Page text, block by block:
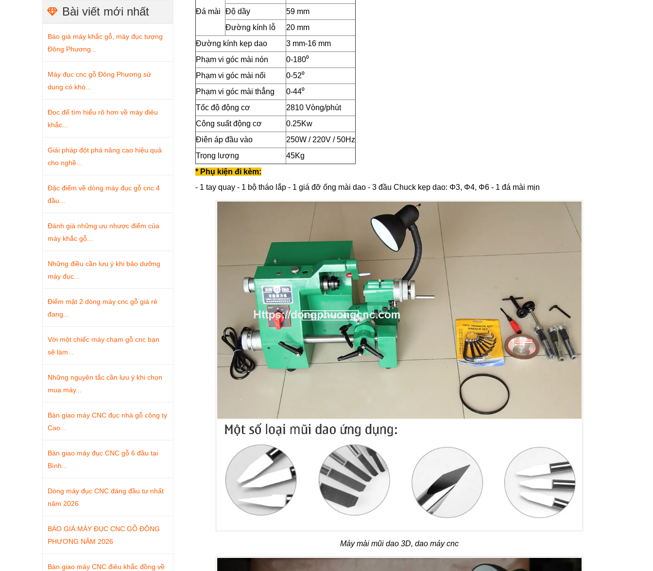
Bài viết mới nhất
Báo giá máy khắc gỗ, máy đục tượng
Đông Phương...
Máy đục cnc gỗ Đông Phương sử
dụng có khó...
Đọc để tìm hiểu rõ hơn về máy điêu
khắc...
Giải pháp đột phá nâng cao hiệu quả
cho nghề...
Đặc điểm về dòng máy đục gỗ cnc 4
đầu...
Đánh giá những ưu nhược điểm của
máy khắc gỗ...
Những điều cần lưu ý khi bảo dưỡng
máy đục...
Điểm mặt 2 dòng máy cnc gỗ giá rẻ
đang...
Với một chiếc máy chạm gỗ cnc bạn
sẽ làm...
Những nguyên tắc cần lưu ý khi chọn
mua máy...
Bàn giao máy CNC đục nhà gỗ công ty
Cao...
Bàn giao máy đục CNC gỗ 6 đầu tại
Bình...
Dòng máy đục CNC đáng đầu tư nhất
năm 2026
BÁO GIÁ MÁY ĐỤC CNC GỖ ĐÔNG
PHƯƠNG NĂM 2026
Bàn giao máy CNC điêu khắc đồng về
Đá mài
Độ dầy
59 mm
Đường kính lỗ
20 mm
Đường kính kẹp dao
3 mm-16 mm
Phạm vi góc mài nón
0-180⁰
Phạm vi góc mài nổi
0-52⁰
Phạm vi góc mài thẳng
0-44⁰
Tốc độ động cơ
2810 Vòng/phút
Công suất động cơ
0.25Kw
Điên áp đầu vào
250W / 220V / 50Hz
Trọng lượng
45Kg
* Phụ kiện đi kèm:
- 1 tay quay - 1 bộ tháo lắp - 1 giá đỡ ống mài dao - 3 đầu Chuck kẹp dao: Φ3, Φ4, Φ6 - 1 đá mài mịn
Máy mài mũi dao 3D, dao máy cnc